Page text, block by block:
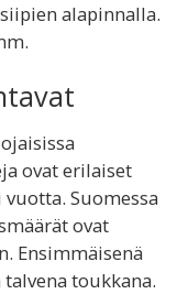
alapinnalla.
ovat erilaiset
Suomessa
ovat
Ensimmäisenä
toukkana.